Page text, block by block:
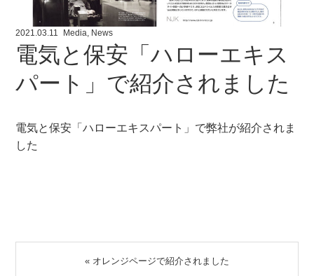
2021.03.11 Media, News
電気と保安「ハローエキス
パート」で紹介されました
電気と保安「ハローエキスパート」で弊社が紹介されま
した
« オレンジページで紹介されました